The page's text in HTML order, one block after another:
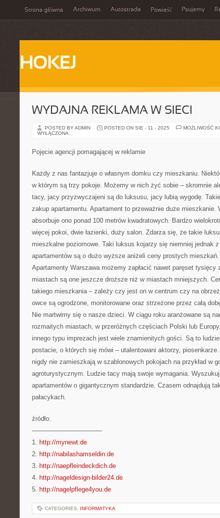
Strona główna Archiwum Autostrada Powieść Psujemy
HOKEJ
WYDAJNA REKLAMA W SIECI
POSTED BY ADMIN POSTED ON SIE - 11 - 2025
MOŻLIWOŚĆ
WYŁĄCZONA
Pojęcie agencji pomagającej w reklamie
Każdy z nas fantazjuje o własnym domku czy mieszkaniu.
w którym są trzy pokoje. Możemy w nich żyć sobie – skromnie
tacy, jacy przyzwyczajeni są do luksusu, jacy lubią wygodę.
zakup apartamentu. Apartament to przeważnie duże mieszkanie.
absorbuje ono ponad 100 metrów kwadratowych. Bardzo
więcej pokoi, dwie łazienki, duży salon. Zdarza się, że takie
mieszkalne poziomowe. Taki luksus kojarzy się niemniej jednak
apartamentów są o dużo wyższe aniżeli ceny prostych
Apartamenty Warszawa możemy zapłacić nawet paręset tysięcy
miastach są one jeszcze droższe niż w miastach mniejszych.
takiego mieszkania – zależy czy jest on w centrum czy na
owce są ogrodzone, monitorowane oraz strzeżone przez całą
Nie martwimy się o nasze dzieci. W ciągu roku aranżowane są
rozmaitych miastach, w przeróżnych częściach Polski lub
innego typu imprezach jest wiele znamienitych gości. Są to
postacie, o których się mówi – utalentowani aktorzy,
nigdy nie zamieszkają w szablonowych pokojach na przykład w
agroturystycznym. Ludzie tacy mają swoje wymagania.
apartamentów o gigantycznym standardzie. Czasem odnajdują
pałacykach.
źródło:
———————————
1. http://mynewt.de
2. http://nabilashamseldin.de
3. http://naepfleindeckdich.de
4. http://nageldesign-bilder24.de
5. http://nagelpflege4you.de
CATEGORIES: INFORMATYKA